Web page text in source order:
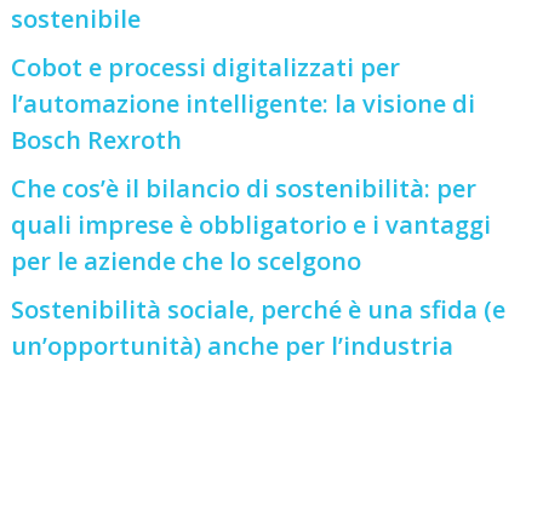
sostenibile
Cobot e processi digitalizzati per
l’automazione intelligente: la visione di
Bosch Rexroth
Che cos’è il bilancio di sostenibilità: per
quali imprese è obbligatorio e i vantaggi
per le aziende che lo scelgono
Sostenibilità sociale, perché è una sfida (e
un’opportunità) anche per l’industria